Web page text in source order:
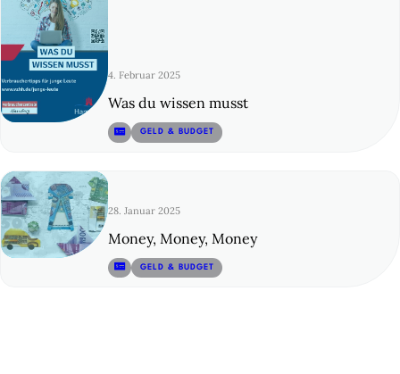
4. Februar 2025
Was du wissen musst
GELD & BUDGET
28. Januar 2025
Money, Money, Money
GELD & BUDGET